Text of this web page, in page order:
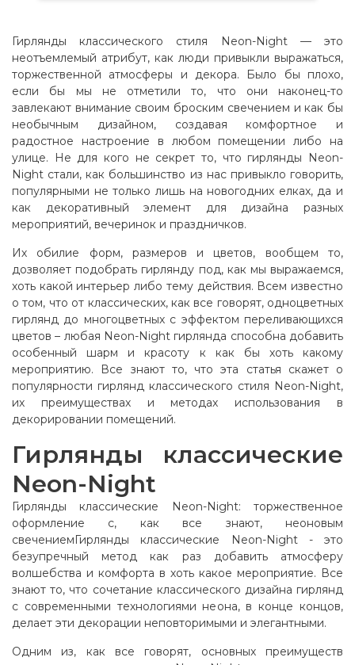
Гирлянды классического стиля Neon-Night — это
неотъемлемый атрибут, как люди привыкли выражаться,
торжественной атмосферы и декора. Было бы плохо,
если бы мы не отметили то, что они наконец-то
завлекают внимание своим броским свечением и как бы
необычным дизайном, создавая комфортное и
радостное настроение в любом помещении либо на
улице. Не для кого не секрет то, что гирлянды Neon-
Night стали, как большинство из нас привыкло говорить,
популярными не только лишь на новогодних елках, да и
как декоративный элемент для дизайна разных
мероприятий, вечеринок и праздничков.
Их обилие форм, размеров и цветов, вообщем то,
дозволяет подобрать гирлянду под, как мы выражаемся,
хоть какой интерьер либо тему действия. Всем известно
о том, что от классических, как все говорят, одноцветных
гирлянд до многоцветных с эффектом переливающихся
цветов – любая Neon-Night гирлянда способна добавить
особенный шарм и красоту к как бы хоть какому
мероприятию. Все знают то, что эта статья скажет о
популярности гирлянд классического стиля Neon-Night,
их преимуществах и методах использования в
декорировании помещений.
Гирлянды классические
Neon-Night
Гирлянды классические Neon-Night: торжественное
оформление с, как все знают, неоновым
свечениемГирлянды классические Neon-Night - это
безупречный метод как раз добавить атмосферу
волшебства и комфорта в хоть какое мероприятие. Все
знают то, что сочетание классического дизайна гирлянд
с современными технологиями неона, в конце концов,
делает эти декорации неповторимыми и элегантными.
Одним из, как все говорят, основных преимуществ